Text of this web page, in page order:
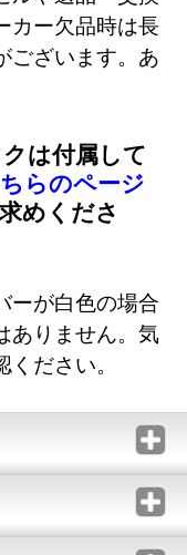
カー欠品時は長
ございます。あ
は付属して
らのページ
めくださ
ーが白色の場合
ありません。気
ださい。